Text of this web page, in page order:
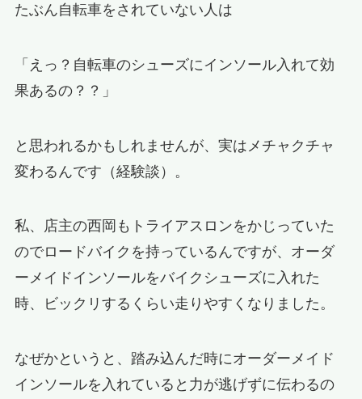
たぶん自転車をされていない人は
「えっ？自転車のシューズにインソール入れて効
果あるの？？」
と思われるかもしれませんが、実はメチャクチャ
変わるんです（経験談）。
私、店主の西岡もトライアスロンをかじっていた
のでロードバイクを持っているんですが、オーダ
ーメイドインソールをバイクシューズに入れた
時、ビックリするくらい走りやすくなりました。
なぜかというと、踏み込んだ時にオーダーメイド
インソールを入れていると力が逃げずに伝わるの